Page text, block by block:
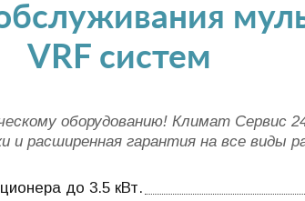
VRF систем
оборудованию! Климат Сервис
и расширенная гарантия на все виды
до 3.5 кВт.